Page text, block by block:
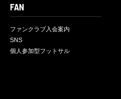
FAN
ファンクラブ入会案内
SNS
個人参加型フットサル